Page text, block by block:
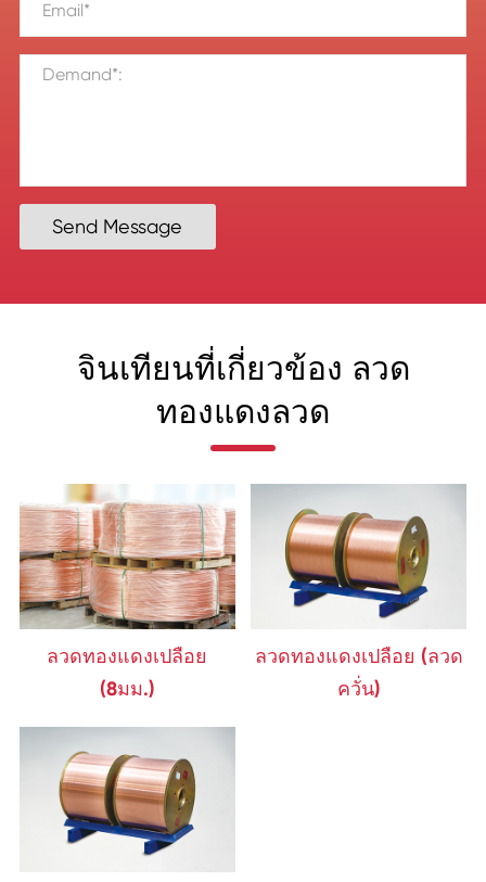
Send Message
จินเทียนที่เกี่ยวข้อง ลวด
ทองแดงลวด
ลวดทองแดงเปลือย
(8มม.)
ลวดทองแดงเปลือย (ลวด
ควั่น)